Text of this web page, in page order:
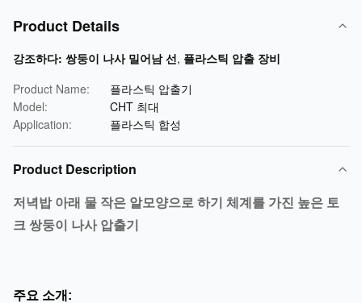
Product Details
강조하다: 쌍둥이 나사 밀어남 선, 플라스틱 압출 장비
Product Name:
플라스틱 압출기
Model:
CHT 최대
Application:
플라스틱 합성
Product Description
저녁밥 아래 물 작은 알모양으로 하기 체계를 가진 높은 토
크 쌍둥이 나사 압출기
주요 소개: